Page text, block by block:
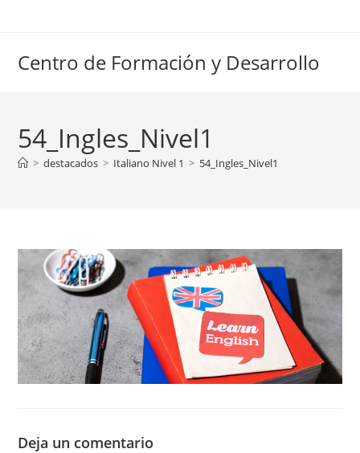
Centro de Formación y Desarrollo
54_Ingles_Nivel1
> destacados > Italiano Nivel 1 > 54_Ingles_Nivel1
Deja un comentario